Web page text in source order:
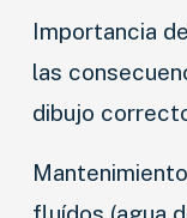
Importancia
las
dibujo